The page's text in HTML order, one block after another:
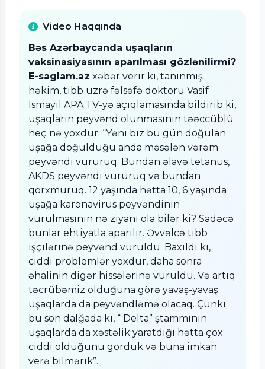
Video Haqqında
Bəs Azərbaycanda uşaqların
vaksinasiyasının aparılması gözlənilirmi?
E-saglam.az xəbər verir ki, tanınmış
həkim, tibb üzrə fəlsəfə doktoru Vasif
İsmayıl APA TV-yə açıqlamasında bildirib ki,
uşaqların peyvənd olunmasının təəccüblü
heç nə yoxdur: “Yəni biz bu gün doğulan
uşağa doğulduğu anda məsələn vərəm
peyvəndi vururuq. Bundan əlavə tetanus,
AKDS peyvəndi vururuq və bundan
qorxmuruq. 12 yaşında hətta 10, 6 yaşında
uşağa karonavirus peyvəndinin
vurulmasının nə ziyanı ola bilər ki? Sadəcə
bunlar ehtiyatla aparılır. Əvvəlcə tibb
işçilərinə peyvənd vuruldu. Baxıldı ki,
ciddi problemlər yoxdur, daha sonra
əhalinin digər hissələrinə vuruldu. Və artıq
təcrübəmiz olduğuna görə yavaş-yavaş
uşaqlarda da peyvəndləmə olacaq. Çünki
bu son dalğada ki, “ Delta” ştammının
uşaqlarda da xəstəlik yaratdığı hətta çox
ciddi olduğunu gördük və buna imkan
verə bilmərik”.